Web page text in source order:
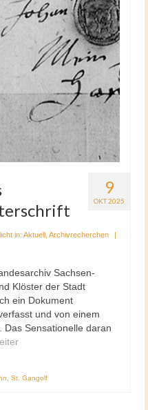
9
OKT 2025
in: Aktuell Archivrecherchen
|
Sachsen-
Klöster der Stadt
ein Dokument
und von einem
Das Sensationelle daran
St. Gangolf